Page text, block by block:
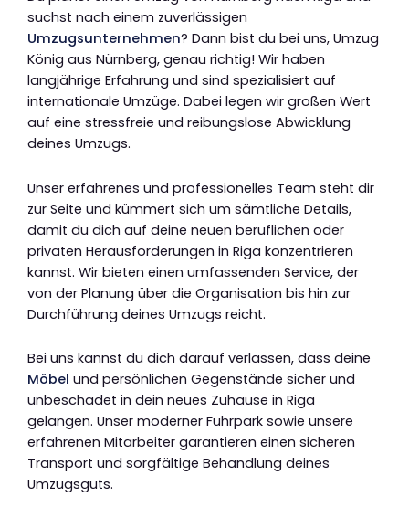
suchst nach einem zuverlässigen
Umzugsunternehmen? Dann bist du bei uns, Umzug
König aus Nürnberg, genau richtig! Wir haben
langjährige Erfahrung und sind spezialisiert auf
internationale Umzüge. Dabei legen wir großen Wert
auf eine stressfreie und reibungslose Abwicklung
deines Umzugs.
Unser erfahrenes und professionelles Team steht dir
zur Seite und kümmert sich um sämtliche Details,
damit du dich auf deine neuen beruflichen oder
privaten Herausforderungen in Riga konzentrieren
kannst. Wir bieten einen umfassenden Service, der
von der Planung über die Organisation bis hin zur
Durchführung deines Umzugs reicht.
Bei uns kannst du dich darauf verlassen, dass deine
Möbel und persönlichen Gegenstände sicher und
unbeschadet in dein neues Zuhause in Riga
gelangen. Unser moderner Fuhrpark sowie unsere
erfahrenen Mitarbeiter garantieren einen sicheren
Transport und sorgfältige Behandlung deines
Umzugsguts.